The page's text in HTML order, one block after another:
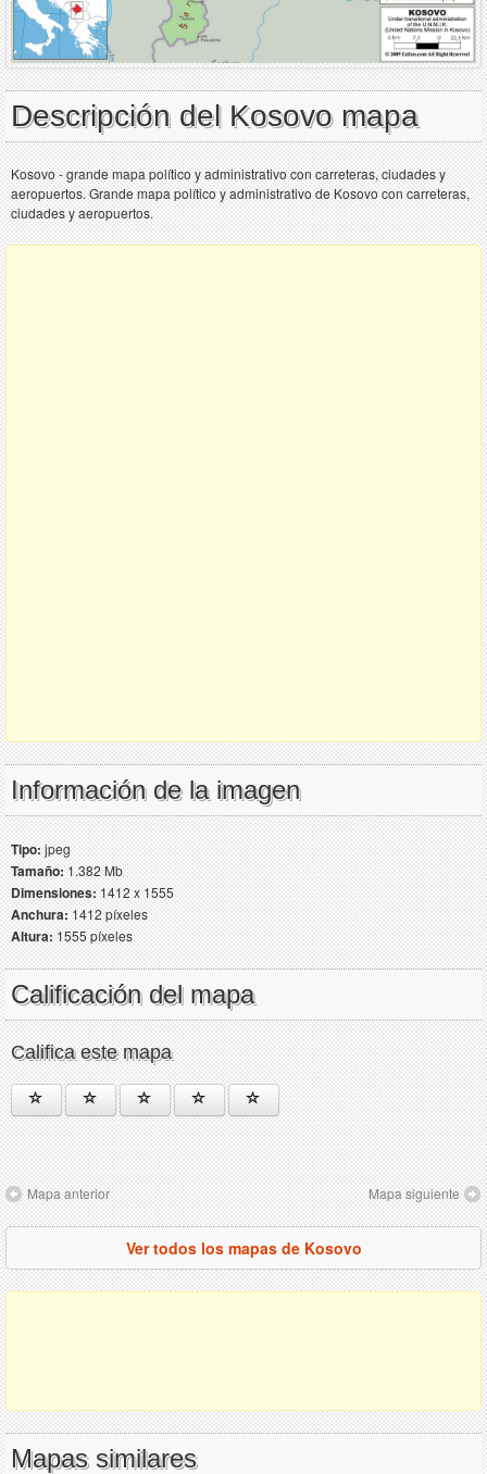
Descripción del Kosovo mapa
Kosovo - grande mapa político y administrativo con carreteras, ciudades y
aeropuertos. Grande mapa político y administrativo de Kosovo con carreteras,
ciudades y aeropuertos.
Información de la imagen
Tipo:jpeg
Tamaño:1.382 Mb
Dimensiones:1412 x 1555
Anchura:1412 píxeles
Altura:1555 píxeles
Calificación del mapa
Califica este mapa
Mapa anterior Mapa siguiente
Ver todos los mapas de Kosovo
Mapas similares